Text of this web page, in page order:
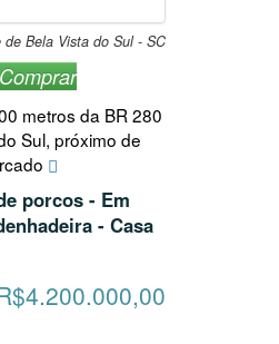
Bela Vista do Sul - SC
Comprar
metros da BR 280
Sul, próximo de
porcos - Em
- Casa